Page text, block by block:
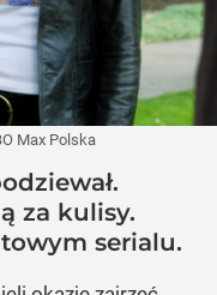
Max Polska
za kulisy.
serialu.